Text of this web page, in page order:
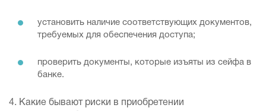
установить наличие соответствующих документов,
требуемых для обеспечения доступа;
проверить документы, которые изъяты из сейфа в
банке.
4. Какие бывают риски в приобретении